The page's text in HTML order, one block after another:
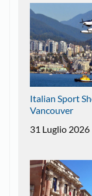
Italian Sport
Vancouver
31 Luglio 2026